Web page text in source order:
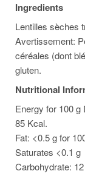
Ingredients
Lentilles sèches
Avertissement:
céréales (dont
gluten.
Nutritional
Energy for 100 g
85 Kcal.
Fat: <0.5 g for
Saturates <0.1 g
Carbohydrate: